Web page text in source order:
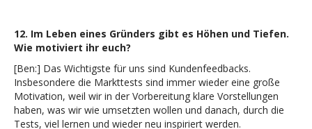
12. Im Leben eines Gründers gibt es Höhen und Tiefen.
Wie motiviert ihr euch?
[Ben:] Das Wichtigste für uns sind Kundenfeedbacks.
Insbesondere die Markttests sind immer wieder eine große
Motivation, weil wir in der Vorbereitung klare Vorstellungen
haben, was wir wie umsetzten wollen und danach, durch die
Tests, viel lernen und wieder neu inspiriert werden.